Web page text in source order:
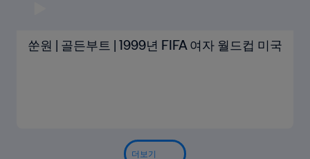
쑨원 | 골든부트 | 1999년 FIFA 여자 월드컵 미국
더보기